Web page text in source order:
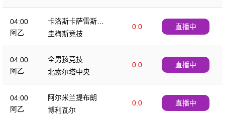
04:00
阿乙
卡洛斯卡萨雷斯农
业
0:0
圭梅斯竞技
直播中
04:00
阿乙
全男孩竞技
0:0
北索尔塔中央
直播中
04:00
阿乙
阿尔米兰提布朗
0:0
博利瓦尔
直播中